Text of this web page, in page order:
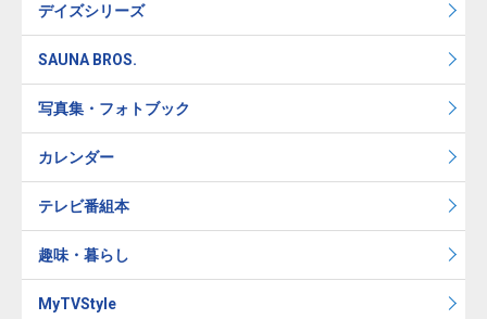
デイズシリーズ
SAUNA BROS.
写真集・フォトブック
カレンダー
テレビ番組本
趣味・暮らし
MyTVStyle